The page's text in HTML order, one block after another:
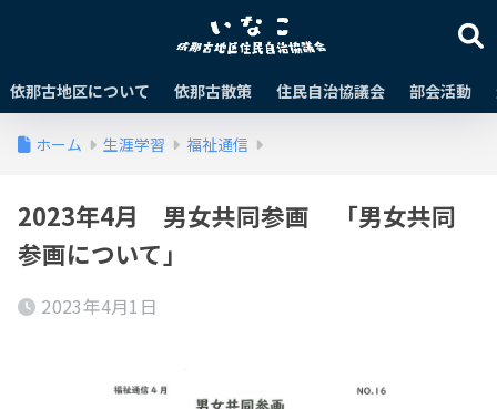
依那古地区について 依那古散策 住民自治協議会 部会活動
ホーム 生涯学習 福祉通信
2023年4月 男女共同参画 「男女共同
参画について」
2023年4月1日